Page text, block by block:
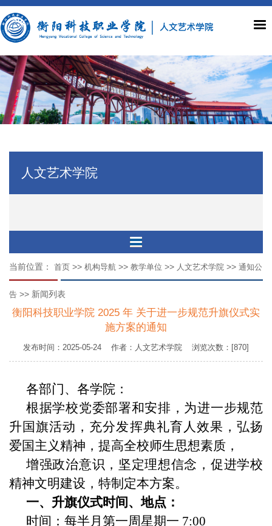
人文艺术学院
当前位置： 首页 >> 机构导航 >> 教学单位 >> 人文艺术学院 >> 通知公
告 >> 新闻列表
衡阳科技职业学院 2025 年 关于进一步规范升旗仪式实
施方案的通知
发布时间：2025-05-24 作者：人文艺术学院 浏览次数：[870]
各部门、各学院：
根据学校党委部署和安排，为进一步规范
升国旗活动，充分发挥典礼育人效果，弘扬
爱国主义精神，提高全校师生思想素质，
增强政治意识，坚定理想信念，促进学校
精神文明建设，特制定本方案。
一、升旗仪式时间、地点：
时间：每半月第一周星期一 7:00